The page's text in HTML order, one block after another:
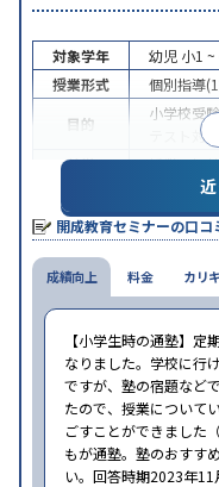
対象学年 幼児 小1 ~
授業形式
個別指導
目的
小学校受験
テスト対策
特徴
授業の振
小学
開成教育セミナーの口コ
成績向上
【小学生時の通塾】定
なりました。学校に行
ですが、塾の宿題など
たので、授業について
ごすことができました
もが通塾。塾のおすす
い。回答時期2023年11
料金 カリ